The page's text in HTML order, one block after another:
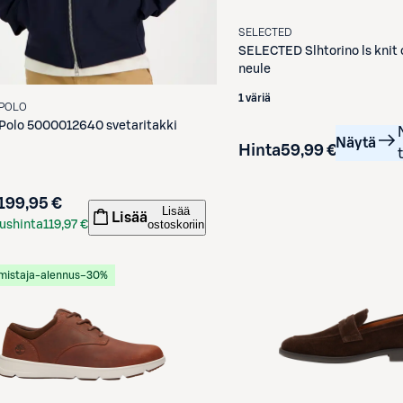
5000012640 svetaritakki
€
119,97 € Lisää
Lisää
ostoskoriin
SELECTED
SELECTED Slhtorino ls knit
neule
1 väriä
Hinta59,99 €Näytä
alennus−30%